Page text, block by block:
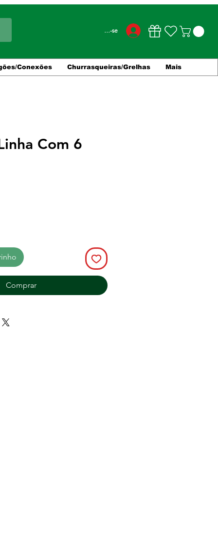
Conecte-se
Conexões Churrasqueiras/Grelhas Mais
Com 6
Comprar